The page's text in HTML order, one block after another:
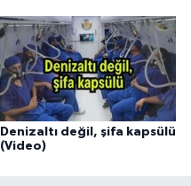
Denizaltı değil, şifa kapsülü
(Video)